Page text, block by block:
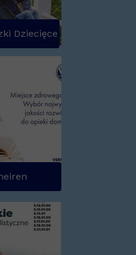
Dziecięce